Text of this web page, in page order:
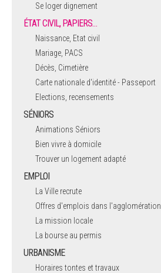
Se loger dignement
ÉTAT CIVIL, PAPIERS…
Naissance, Etat civil
Mariage, PACS
Décès, Cimetière
Carte nationale d'identité - Passeport
Elections, recensements
SÉNIORS
Animations Séniors
Bien vivre à domicile
Trouver un logement adapté
EMPLOI
La Ville recrute
Offres d'emplois dans l'agglomération
La mission locale
La bourse au permis
URBANISME
Horaires tontes et travaux